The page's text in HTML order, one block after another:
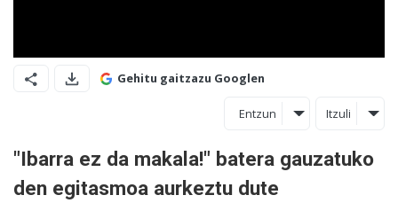
Gehitu gaitzazu Googlen
Entzun Itzuli
"Ibarra ez da makala!" batera gauzatuko
den egitasmoa aurkeztu dute